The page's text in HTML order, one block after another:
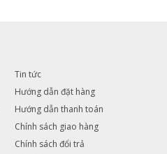
Tin tức
Hướng dẫn đặt hàng
Hướng dẫn thanh toán
Chính sách giao hàng
Chính sách đổi trả